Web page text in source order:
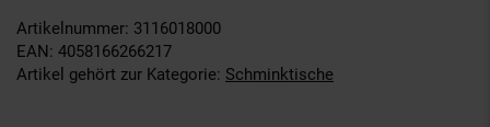
Artikelnummer: 3116018000
EAN: 4058166266217
Artikel gehört zur Kategorie: Schminktische